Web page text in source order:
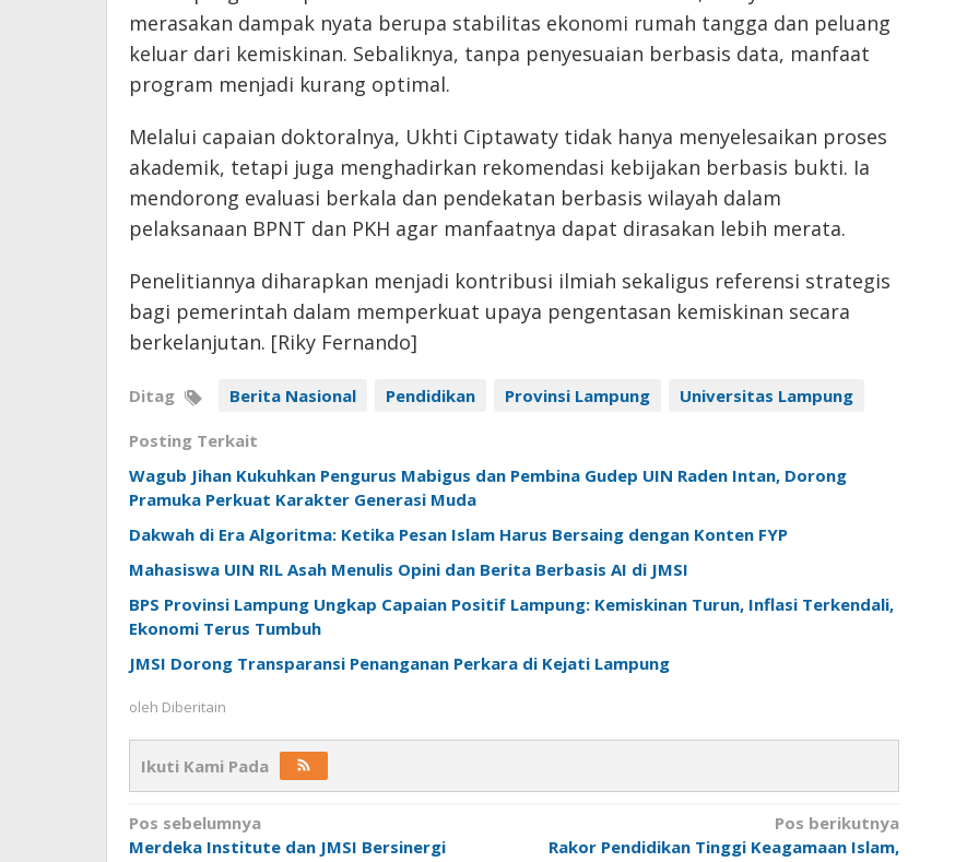
merasakan dampak nyata berupa stabilitas ekonomi rumah tangga dan peluang
keluar dari kemiskinan. Sebaliknya, tanpa penyesuaian berbasis data, manfaat
program menjadi kurang optimal.
Melalui capaian doktoralnya, Ukhti Ciptawaty tidak hanya menyelesaikan proses
akademik, tetapi juga menghadirkan rekomendasi kebijakan berbasis bukti. Ia
mendorong evaluasi berkala dan pendekatan berbasis wilayah dalam
pelaksanaan BPNT dan PKH agar manfaatnya dapat dirasakan lebih merata.
Penelitiannya diharapkan menjadi kontribusi ilmiah sekaligus referensi strategis
bagi pemerintah dalam memperkuat upaya pengentasan kemiskinan secara
berkelanjutan. [Riky Fernando]
Ditag Berita Nasional Pendidikan Provinsi Lampung Universitas Lampung
Posting Terkait
Wagub Jihan Kukuhkan Pengurus Mabigus dan Pembina Gudep UIN Raden Intan, Dorong
Pramuka Perkuat Karakter Generasi Muda
Dakwah di Era Algoritma: Ketika Pesan Islam Harus Bersaing dengan Konten FYP
Mahasiswa UIN RIL Asah Menulis Opini dan Berita Berbasis AI di JMSI
BPS Provinsi Lampung Ungkap Capaian Positif Lampung: Kemiskinan Turun, Inflasi Terkendali,
Ekonomi Terus Tumbuh
JMSI Dorong Transparansi Penanganan Perkara di Kejati Lampung
oleh Diberitain
Ikuti Kami Pada
Navigasi
Pos sebelumnya
Merdeka Institute dan JMSI Bersinergi
Pos berikutnya
Rakor Pendidikan Tinggi Keagamaan Islam,